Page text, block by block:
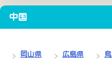
中国
岡山県 広島県